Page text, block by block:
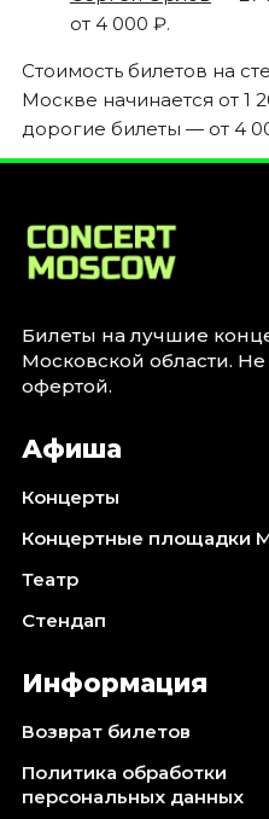
от 4 000 ₽.
Стоимость билетов на
Москве начинается от 1
дорогие билеты — от 4
Билеты на лучшие
Московской области.
офертой.
Афиша
Концерты
Концертные площадки
Театр
Стендап
Информация
Возврат билетов
Политика обработки
персональных данных